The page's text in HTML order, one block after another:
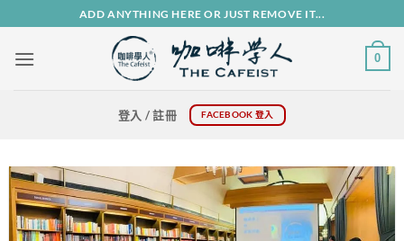
to
content
ADD ANYTHING HERE OR JUST REMOVE IT...
0
登入 / 註冊 FACEBOOK 登入